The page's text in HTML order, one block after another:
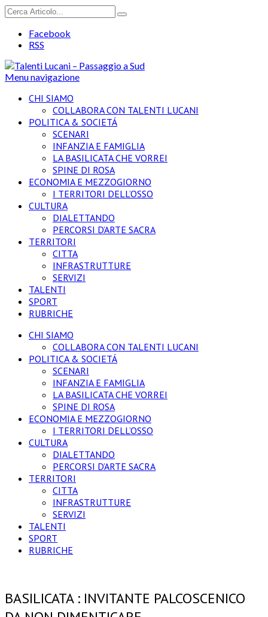
Facebook
RSS
Menu navigazione
CHI SIAMO
COLLABORA CON TALENTI LUCANI
POLITICA & SOCIETÁ
SCENARI
INFANZIA E FAMIGLIA
LA BASILICATA CHE VORREI
SPINE DI ROSA
ECONOMIA E MEZZOGIORNO
I TERRITORI DELL’OSSO
CULTURA
DIALETTANDO
PERCORSI D’ARTE SACRA
TERRITORI
CITTA
INFRASTRUTTURE
SERVIZI
TALENTI
SPORT
RUBRICHE
CHI SIAMO
COLLABORA CON TALENTI LUCANI
POLITICA & SOCIETÁ
SCENARI
INFANZIA E FAMIGLIA
LA BASILICATA CHE VORREI
SPINE DI ROSA
ECONOMIA E MEZZOGIORNO
I TERRITORI DELL’OSSO
CULTURA
DIALETTANDO
PERCORSI D’ARTE SACRA
TERRITORI
CITTA
INFRASTRUTTURE
SERVIZI
TALENTI
SPORT
RUBRICHE
BASILICATA : INVITANTE PALCOSCENICO